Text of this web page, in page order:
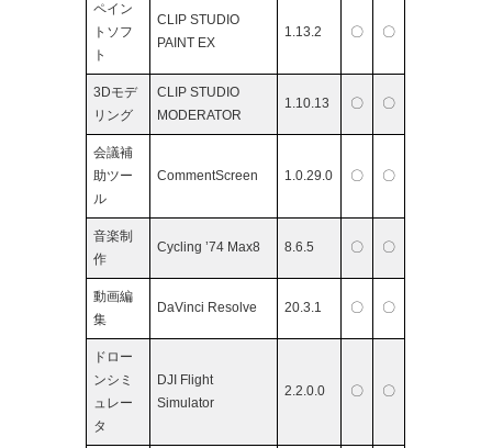
ペイン
トソフ
ト
CLIP STUDIO
PAINT EX
1.13.2 〇 〇
3Dモデ
リング
CLIP STUDIO
MODERATOR
1.10.13 〇 〇
会議補
助ツー
ル
CommentScreen 1.0.29.0 〇 〇
音楽制
作
Cycling ’74 Max8 8.6.5 〇 〇
動画編
集
DaVinci Resolve 20.3.1 〇 〇
ドロー
ンシミ
ュレー
タ
DJI Flight
Simulator
2.2.0.0 〇 〇